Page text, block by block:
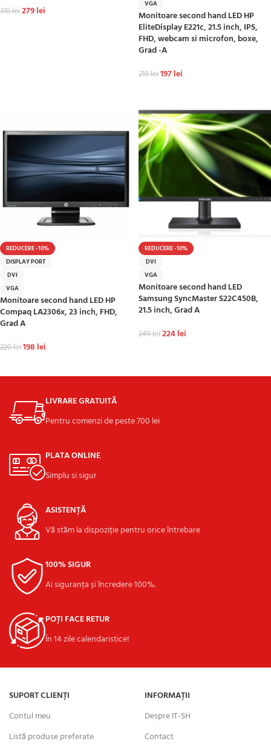
310lei279lei
VGA
Monitoare second hand LED HP
EliteDisplay E221c, 21.5 inch, IPS,
FHD, webcam si microfon, boxe,
Grad -A
219lei197lei
REDUCERE -10%
DISPLAY PORT
DVI
VGA
Monitoare second hand LED HP
Compaq LA2306x, 23 inch, FHD,
Grad A
220lei198 lei
REDUCERE -10%
DVI
VGA
Monitoare second hand LED
Samsung SyncMaster S22C450B,
21.5 inch, Grad A
249lei224lei
LIVRARE GRATUITĂ
Pentru comenzi de peste 700 lei
PLATA ONLINE
Simplu si sigur
ASISTENȚĂ
Vă stăm la dispoziție pentru orice întrebare
100% SIGUR
Ai siguranța și încredere 100%.
POȚI FACE RETUR
În 14 zile calendaristice!
SUPORT CLIENȚI
Contul meu
Listă produse preferate
INFORMAȚII
Despre IT-SH
Contact